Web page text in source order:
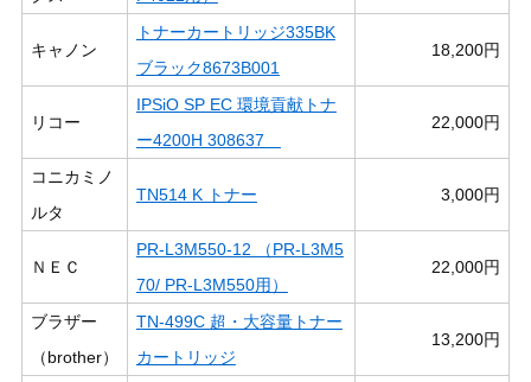
キャノン
トナーカートリッジ335BK
ブラック8673B001
18,200円
リコー
IPSiO SP EC 環境貢献トナ
ー4200H 308637
22,000円
コニカミノ
ルタ
TN514 K トナー 3,000円
ＮＥＣ
PR-L3M550-12 （PR-L3M5
70/ PR-L3M550用）
22,000円
ブラザー
（brother）
TN-499C 超・大容量トナー
カートリッジ
13,200円